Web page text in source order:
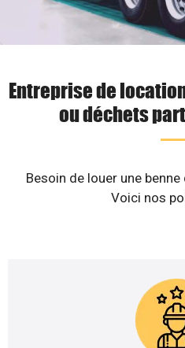
Entreprise de
ou déchets
Besoin de louer une
Voici nos